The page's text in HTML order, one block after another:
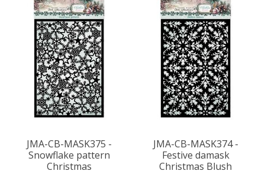
JMA-CB-MASK375 -
Snowflake pattern
Christmas
JMA-CB-MASK374 -
Festive damask
Christmas Blush